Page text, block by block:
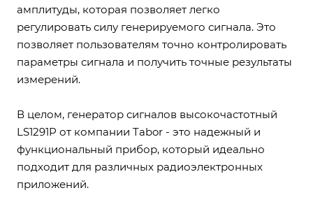
амплитуды, которая позволяет легко
регулировать силу генерируемого сигнала. Это
позволяет пользователям точно контролировать
параметры сигнала и получить точные результаты
измерений.
В целом, генератор сигналов высокочастотный
LS1291P от компании Tabor - это надежный и
функциональный прибор, который идеально
подходит для различных радиоэлектронных
приложений.